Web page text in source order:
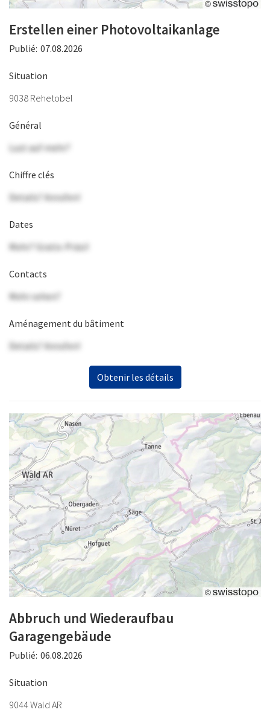
Erstellen einer Photovoltaikanlage
Publié: 07.08.2026
Situation
9038 Rehetobel
Général
Lust auf mehr?
Chiffre clés
Details? Anrufen!
Dates
Mehr? Gratis-Präsi!
Contacts
Mehr sehen?
Aménagement du bâtiment
Details? Anrufen!
Obtenir les détails
Abbruch und Wiederaufbau
Garagengebäude
Publié: 06.08.2026
Situation
9044 Wald AR